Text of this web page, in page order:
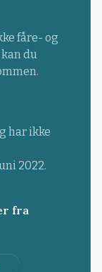
fåre- og
du
har ikke
2022.
fra